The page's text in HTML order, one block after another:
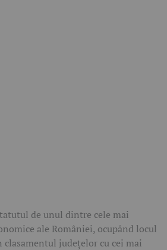
de unul dintre cele mai
ale României, ocupând locul
județelor cu cei mai